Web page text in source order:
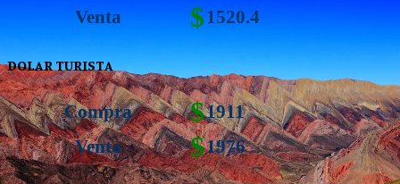
Venta
$1520.4
DOLAR TURISTA
Compra $1911
Venta
$1976